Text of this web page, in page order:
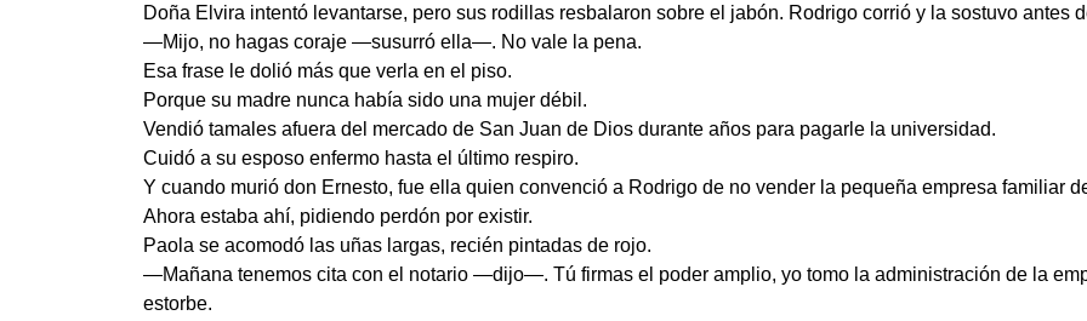
Doña Elvira intentó levantarse, pero sus rodillas resbalaron sobre el jabón. Rodrigo corrió y la sostuvo antes
—Mijo, no hagas coraje —susurró ella—. No vale la pena.
Esa frase le dolió más que verla en el piso.
Porque su madre nunca había sido una mujer débil.
Vendió tamales afuera del mercado de San Juan de Dios durante años para pagarle la universidad.
Cuidó a su esposo enfermo hasta el último respiro.
Y cuando murió don Ernesto, fue ella quien convenció a Rodrigo de no vender la pequeña empresa familiar
Ahora estaba ahí, pidiendo perdón por existir.
Paola se acomodó las uñas largas, recién pintadas de rojo.
—Mañana tenemos cita con el notario —dijo—. Tú firmas el poder amplio, yo tomo la administración de la
estorbe.